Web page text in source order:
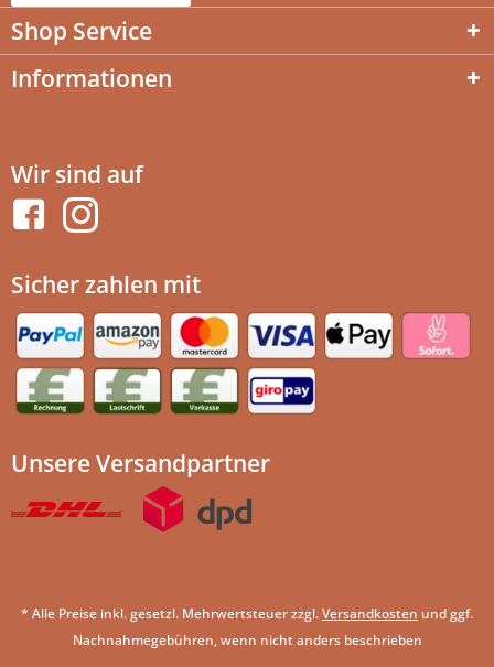
Shop Service
Informationen
Wir sind auf
Sicher zahlen mit
Unsere Versandpartner
* Alle Preise inkl. gesetzl. Mehrwertsteuer zzgl.Versandkosten und ggf.
Nachnahmegebühren, wenn nicht anders beschrieben